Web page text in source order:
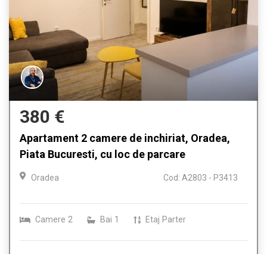
380 €
Apartament 2 camere de inchiriat, Oradea,
Piata Bucuresti, cu loc de parcare
Oradea Cod: A2803 - P3413
Camere 2 Bai 1 Etaj Parter